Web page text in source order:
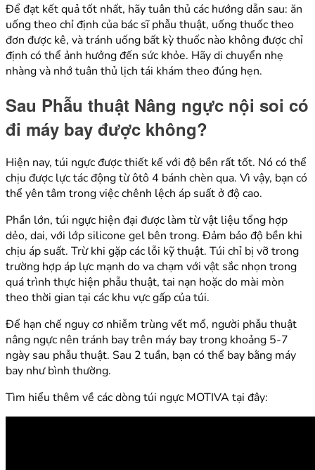
Để đạt kết quả tốt nhất, hãy tuân thủ các hướng dẫn sau: ăn
uống theo chỉ định của bác sĩ phẫu thuật, uống thuốc theo
đơn được kê, và tránh uống bất kỳ thuốc nào không được chỉ
định có thể ảnh hưởng đến sức khỏe. Hãy di chuyển nhẹ
nhàng và nhớ tuân thủ lịch tái khám theo đúng hẹn.
Sau Phẫu thuật Nâng ngực nội soi có
đi máy bay được không?
Hiện nay, túi ngực được thiết kế với độ bền rất tốt. Nó có thể
chịu được lực tác động từ ôtô 4 bánh chèn qua. Vì vậy, bạn có
thể yên tâm trong việc chênh lệch áp suất ở độ cao.
Phần lớn, túi ngực hiện đại được làm từ vật liệu tổng hợp
dẻo, dai, với lớp silicone gel bên trong. Đảm bảo độ bền khi
chịu áp suất. Trừ khi gặp các lỗi kỹ thuật. Túi chỉ bị vỡ trong
trường hợp áp lực mạnh do va chạm với vật sắc nhọn trong
quá trình thực hiện phẫu thuật, tai nạn hoặc do mài mòn
theo thời gian tại các khu vực gấp của túi.
Để hạn chế nguy cơ nhiễm trùng vết mổ, người phẫu thuật
nâng ngực nên tránh bay trên máy bay trong khoảng 5-7
ngày sau phẫu thuật. Sau 2 tuần, bạn có thể bay bằng máy
bay như bình thường.
Tìm hiểu thêm về các dòng túi ngực MOTIVA tại đây: